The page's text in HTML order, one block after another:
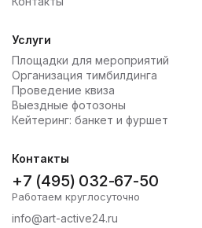
Услуги
Площадки для мероприятий
Организация тимбилдинга
Проведение квиза
Выездные фотозоны
Кейтеринг: банкет и фуршет
Контакты
+7 (495) 032-67-50
Работаем круглосуточно
info@art-active24.ru